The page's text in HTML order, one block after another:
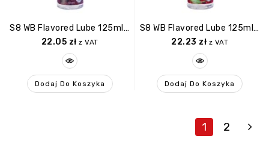
S8 WB Flavored Lube 125ml Chocolate
22.05 zł z VAT
Dodaj Do Koszyka
S8 WB Flavored Lube 125ml Cherry
22.23 zł z VAT
Dodaj Do Koszyka
1 2